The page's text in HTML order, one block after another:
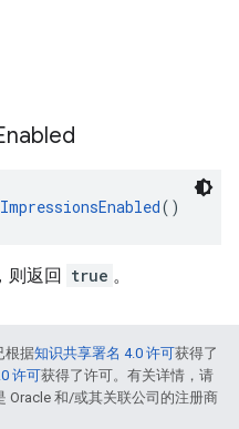
()
则返回 true 。
根据知识共享署名 4.0 许可获得了
许可获得了许可。有关详情，请
Oracle 和/或其关联公司的注册商